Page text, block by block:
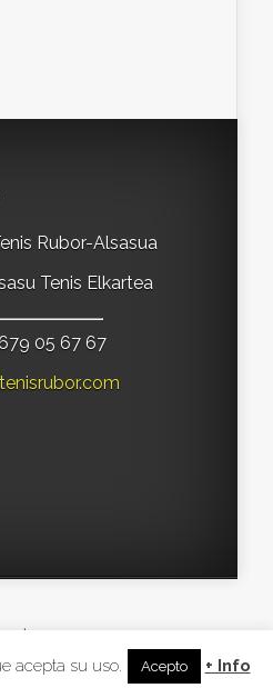
Rubor-Alsasua
Tenis Elkartea
05 67 67
| Powered by
acepta su uso. Acepto + Info